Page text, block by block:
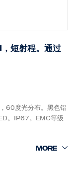
射程。通过
60度光分布。黑色铝
。IP67。EMC等级